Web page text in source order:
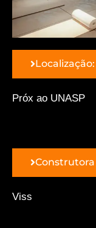
Localização:
Próx ao UNASP
Viss